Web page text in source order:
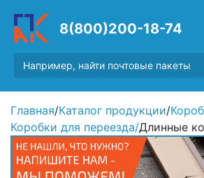
8(800)200-18-74
Главная/Каталог продукции/
Коробки для переезда/Длинные